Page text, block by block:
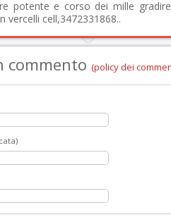
potente e corso dei mille
vercelli cell,3472331868..
commento (policy dei